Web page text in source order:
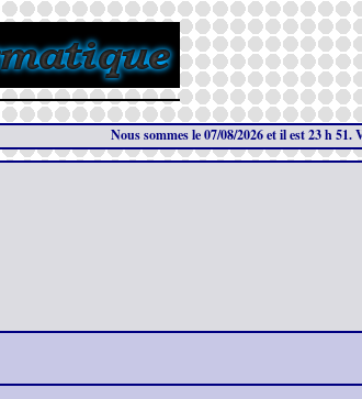
Nous sommes le 07/08/2026 et il est 23 h 51.